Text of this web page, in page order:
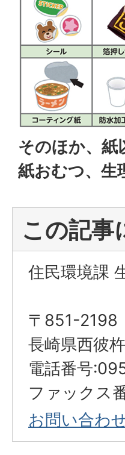
そのほか、紙
紙おむつ、生
この記事
住民環境課
〒851-2198
長崎県西彼
電話番号
ファックス
お問い合わ